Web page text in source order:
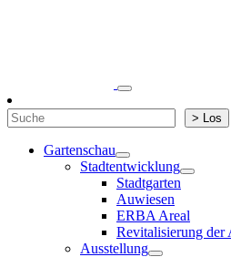
Suchen > Los
Gartenschau
Stadtentwicklung
Stadtgarten
Auwiesen
ERBA Areal
Revitalisierung der
Ausstellung